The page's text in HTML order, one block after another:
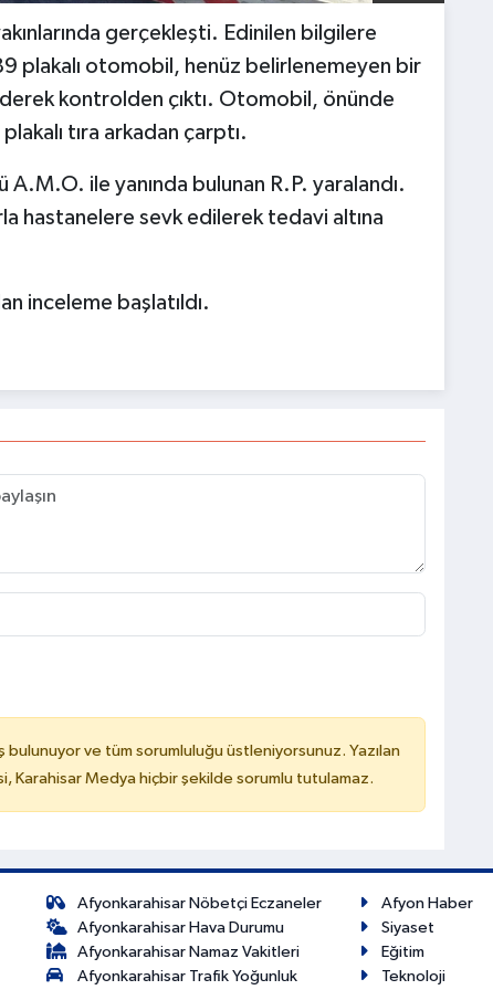
gerçekleşti. Edinilen bilgilere
plakalı otomobil, henüz belirlenemeyen bir
kontrolden çıktı. Otomobil, önünde
tıra arkadan çarptı.
ile yanında bulunan R.P. yaralandı.
hastanelere sevk edilerek tedavi altına
inceleme başlatıldı.
bulunuyor ve tüm sorumluluğu üstleniyorsunuz. Yazılan
Karahisar Medya hiçbir şekilde sorumlu tutulamaz.
Afyonkarahisar Nöbetçi Eczaneler
Afyonkarahisar Hava Durumu
Afyonkarahisar Namaz Vakitleri
Afyonkarahisar Trafik Yoğunluk
Afyon Haber
Siyaset
Eğitim
Teknoloji